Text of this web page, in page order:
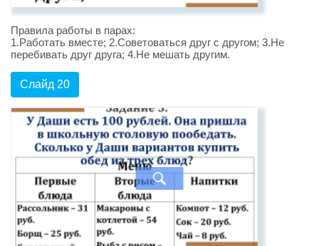
Правила работы в парах:
1.Работать вместе; 2.Советоваться друг с другом; 3.Не
перебивать друг друга; 4.Не мешать другим.
Слайд 20